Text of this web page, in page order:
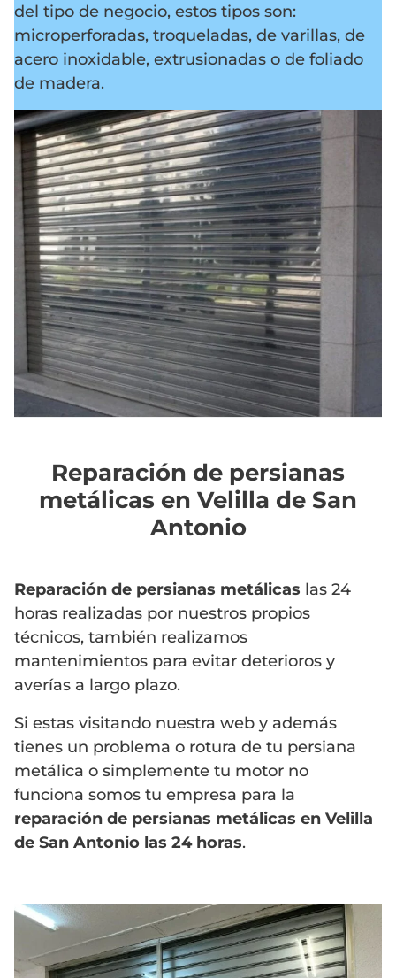
del tipo de negocio, estos tipos son:
microperforadas, troqueladas, de varillas, de
acero inoxidable, extrusionadas o de foliado
de madera.
Reparación de persianas
metálicas en Velilla de San
Antonio
Reparación de persianas metálicas las 24
horas realizadas por nuestros propios
técnicos, también realizamos
mantenimientos para evitar deterioros y
averías a largo plazo.
Si estas visitando nuestra web y además
tienes un problema o rotura de tu persiana
metálica o simplemente tu motor no
funciona somos tu empresa para la
reparación de persianas metálicas en Velilla
de San Antonio las 24 horas.